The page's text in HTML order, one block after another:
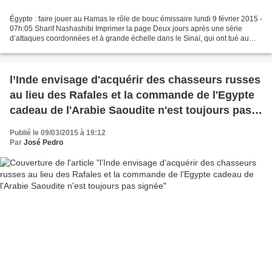
Égypte : faire jouer au Hamas le rôle de bouc émissaire lundi 9 février 2015 -
07h:05 Sharif Nashashibi Imprimer la page Deux jours après une série
d’attaques coordonnées et à grande échelle dans le Sinaï, qui ont tué au
l’Inde envisage d'acquérir des chasseurs russes
au lieu des Rafales et la commande de l'Egypte
cadeau de l'Arabie Saoudite n'est toujours pas
signée
Publié le 09/03/2015 à 19:12
Par José Pedro